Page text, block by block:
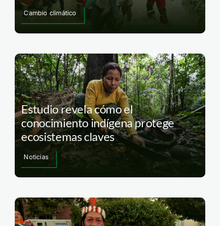
Cambio climático
Estudio revela cómo el
conocimiento indígena protege
ecosistemas claves
Noticias